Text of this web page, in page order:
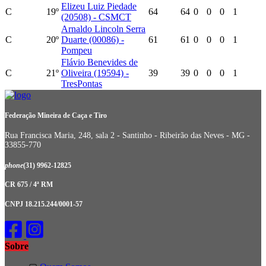
C 19º
Elizeu Luiz Piedade
(20508) - CSMCT
64 64 0 0 0 1
C 20º
Arnaldo Lincoln Serra
Duarte (00086) -
Pompeu
61 61 0 0 0 1
C 21º
Flávio Benevides de
Oliveira (19594) -
TresPontas
39 39 0 0 0 1
Federação Mineira de Caça e Tiro
Rua Francisca Maria, 248, sala 2 - Santinho - Ribeirão das Neves - MG -
33855-770
phone(31) 9962-12825
CR 675 / 4ª RM
CNPJ 18.215.244/0001-57
Sobre